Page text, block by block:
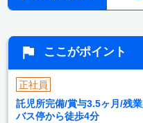
ここがポイント
正社員
託児所完備/賞与3.5ヶ月/残
バス停から徒歩4分